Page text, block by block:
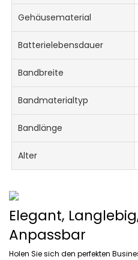
Gehäusematerial
Batterielebensdauer
Bandbreite
Bandmaterialtyp
Bandlänge
Alter
Elegant,
Anpassbar
Holen Sie sich den perfekten